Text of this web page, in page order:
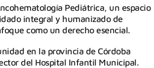
Pediátrica, un espacio
integral y humanizado de
como un derecho esencial.
en la provincia de Córdoba
del Hospital Infantil Municipal.